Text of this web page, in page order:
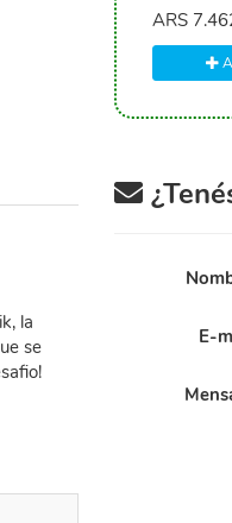
ARS
la
se
E-